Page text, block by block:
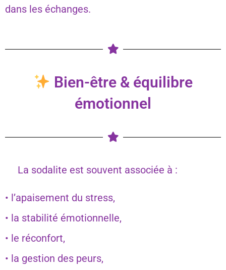
dans les échanges.
Bien-être & équilibre
émotionnel
La sodalite est souvent associée à :
• l’apaisement du stress,
• la stabilité émotionnelle,
• le réconfort,
• la gestion des peurs,